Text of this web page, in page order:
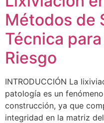
Métodos de
Técnica
Riesgo
INTRODUCCIÓN La
patología es un
construcción, ya que
integridad en la matriz